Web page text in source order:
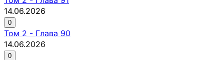
14.06.2026
0
Том 2 - Глава 90
14.06.2026
0